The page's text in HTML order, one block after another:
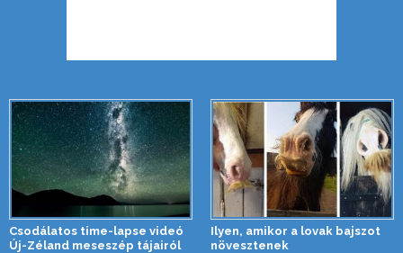
Csodálatos time-lapse videó
Új-Zéland meseszép tájairól
Ilyen, amikor a lovak bajszot
növesztenek